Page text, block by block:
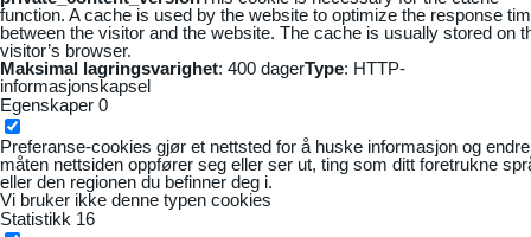
function. A cache is used by the website to optimize the response
between the visitor and the website. The cache is usually stored on
visitor’s browser.
Maksimal lagringsvarighet: 400 dagerType: HTTP-
informasjonskapsel
Egenskaper 0
Preferanse-cookies gjør et nettsted for å huske informasjon og
måten nettsiden oppfører seg eller ser ut, ting som ditt foretrukne
eller den regionen du befinner deg i.
Vi bruker ikke denne typen cookies
Statistikk 16